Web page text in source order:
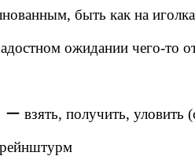
быть как на
ожидании чего-то
ー взять, получить, уловить